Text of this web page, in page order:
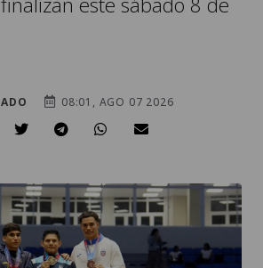
08:01, AGO 07 2026